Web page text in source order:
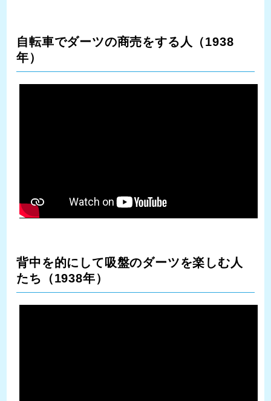
自転車でダーツの商売をする人（1938
年）
背中を的にして吸盤のダーツを楽しむ人
たち（1938年）